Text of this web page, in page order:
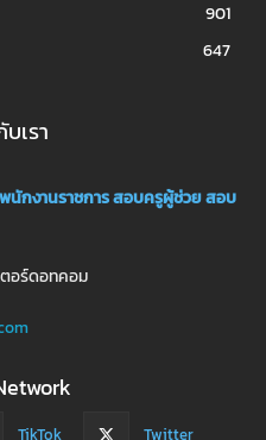
901
647
เรา
พนักงานราชการสอบครูผู้ช่วยสอบ
ตอร์ดอทคอม
TikTok Twitter